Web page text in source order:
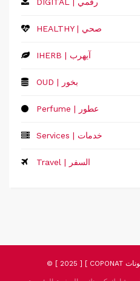
HEALTHY | صحي
IHERB | آيهرب
OUD | بخور
Perfume | عطور
Services | خدمات
Travel | السفر